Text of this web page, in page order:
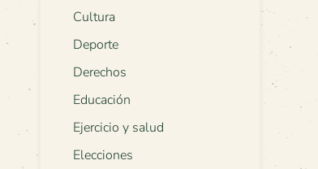
Cultura
Deporte
Derechos
Educación
Ejercicio y salud
Elecciones